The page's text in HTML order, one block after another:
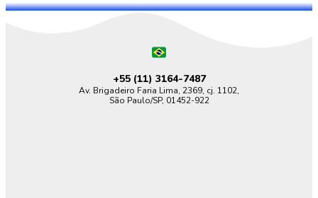
+55 (11) 3164-7487
Av. Brigadeiro Faria Lima, 2369, cj. 1102,
São Paulo/SP, 01452-922